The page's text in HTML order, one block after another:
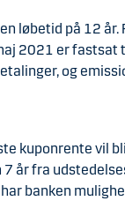
løbetid på 12 år.
2021 er fastsat
og
kuponrente vil
år fra
banken